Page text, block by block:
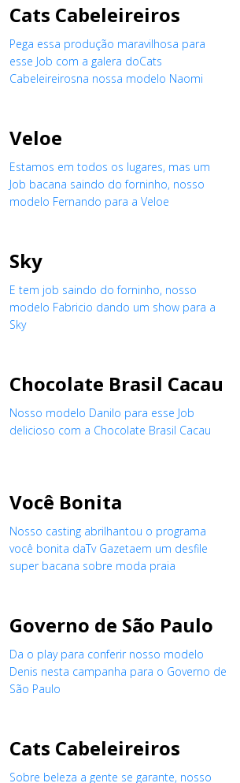
Cats Cabeleireiros
Pega essa produção maravilhosa para
esse Job com a galera doCats
Cabeleireirosna nossa modelo Naomi
Veloe
Estamos em todos os lugares, mas um
Job bacana saindo do forninho, nosso
modelo Fernando para a Veloe
Sky
E tem job saindo do forninho, nosso
modelo Fabricio dando um show para a
Sky
Chocolate Brasil Cacau
Nosso modelo Danilo para esse Job
delicioso com a Chocolate Brasil Cacau
Você Bonita
Nosso casting abrilhantou o programa
você bonita daTv Gazetaem um desfile
super bacana sobre moda praia
Governo de São Paulo
Da o play para conferir nosso modelo
Denis nesta campanha para o Governo de
São Paulo
Cats Cabeleireiros
Sobre beleza a gente se garante, nosso